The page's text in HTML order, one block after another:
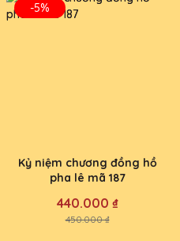
-5%
Kỷ niệm chương đồng hồ
pha lê mã 187
440.000 ₫
450.000 ₫